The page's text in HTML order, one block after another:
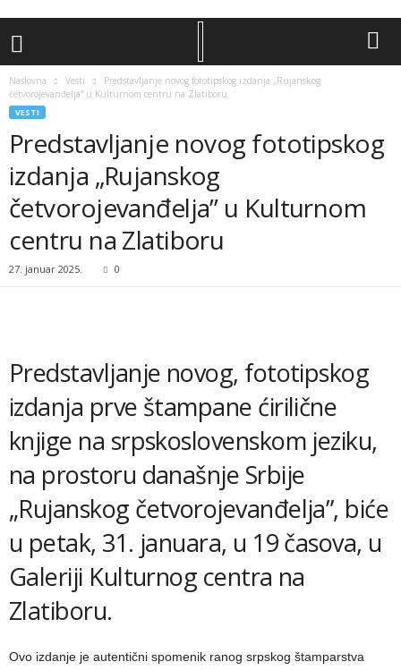
Naslovna Vesti
Predstavljanje novog fototipskog izdanja „Rujanskog
četvorojevanđelja” u Kulturnom centru na Zlatiboru
VESTI
Predstavljanje novog fototipskog
izdanja „Rujanskog
četvorojevanđelja” u Kulturnom
centru na Zlatiboru
27. januar 2025. 0
Predstavljanje novog, fototipskog
izdanja prve štampane ćirilične
knjige na srpskoslovenskom jeziku,
na prostoru današnje Srbije
„Rujanskog četvorojevanđelja”, biće
u petak, 31. januara, u 19 časova, u
Galeriji Kulturnog centra na
Zlatiboru.
Ovo izdanje je autentični spomenik ranog srpskog štamparstva